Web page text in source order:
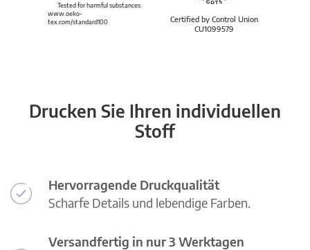
Certified by Control Union
CU1099579
Tested for harmful substances.
www.oeko-
tex.com/standard100
Drucken Sie Ihren individuellen
Stoff
Hervorragende Druckqualität
Scharfe Details und lebendige Farben.
Versandfertig in nur 3 Werktagen